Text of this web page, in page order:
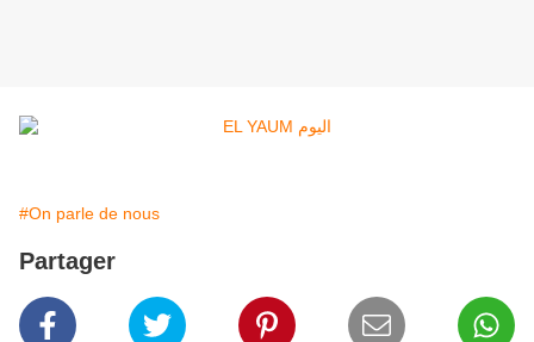
#On parle de nous
Partager